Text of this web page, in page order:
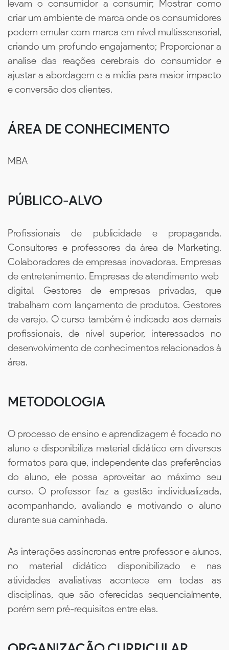
levam o consumidor a consumir; Mostrar como
criar um ambiente de marca onde os consumidores
podem emular com marca em nível multissensorial,
criando um profundo engajamento; Proporcionar a
analise das reações cerebrais do consumidor e
ajustar a abordagem e a mídia para maior impacto
e conversão dos clientes.
ÁREA DE CONHECIMENTO
MBA
PÚBLICO-ALVO
Profissionais de publicidade e propaganda.
Consultores e professores da área de Marketing.
Colaboradores de empresas inovadoras. Empresas
de entretenimento. Empresas de atendimento web 
digital. Gestores de empresas privadas, que
trabalham com lançamento de produtos. Gestores
de varejo. O curso também é indicado aos demais
profissionais, de nível superior, interessados no
desenvolvimento de conhecimentos relacionados à
área.
METODOLOGIA
O processo de ensino e aprendizagem é focado no
aluno e disponibiliza material didático em diversos
formatos para que, independente das preferências
do aluno, ele possa aproveitar ao máximo seu
curso. O professor faz a gestão individualizada,
acompanhando, avaliando e motivando o aluno
durante sua caminhada.
As interações assíncronas entre professor e alunos,
no material didático disponibilizado e nas
atividades avaliativas acontece em todas as
disciplinas, que são oferecidas sequencialmente,
porém sem pré-requisitos entre elas.